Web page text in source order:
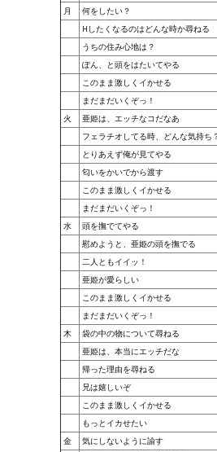
Ведьмак 2
Ведьмак 3
ЦИФРОВЫЕ КОМИКСЫ
EURO comics
Manga List
USA comics
WALKTHROUGH VN
PC 18+
PC 12-17
PC Otome VN
月
何をしたい？
Hしたくなるのはどんな時か尋ねる
うちの住み心地は？
ぽん、と頭をはたいてやる
このまま激しくイかせる
まだまだいくぞっ！
火
亜姫は、エッチなコだなあ
フェラチオしてる時、どんな気持ち
とりあえず俺が見てやる
匂いをかいでから渡す
このまま激しくイかせる
まだまだいくぞっ！
水
頭を撫でてやる
慰めようと、亜姫の頭を撫でる
二人ともイイッ！
亜姫が愛らしい
このまま激しくイかせる
まだまだいくぞっ！
木
袋の中の物について尋ねる
亜姫は、本当にエッチだな
帰った理由を尋ねる
兄は嬉しいぞ
このまま激しくイかせる
もっとイカせたい
金
気にしないように諭す